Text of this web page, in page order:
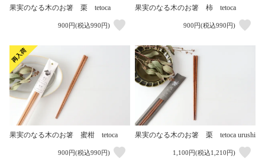
果実のなる木のお箸 栗 tetoca
900円(税込990円)
果実のなる木のお箸 柿 tetoca
900円(税込990円)
果実のなる木のお箸 蜜柑 tetoca
900円(税込990円)
果実のなる木のお箸 栗 tetoca urushi
1,100円(税込1,210円)